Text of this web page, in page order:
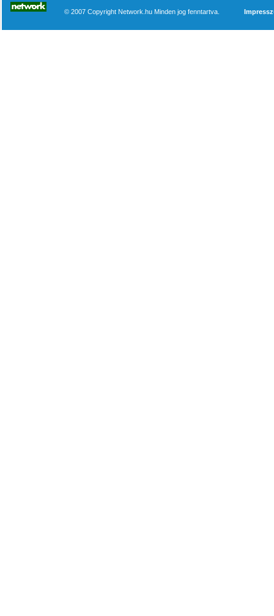
© 2007 Copyright Network.hu Minden jog fenntartva.